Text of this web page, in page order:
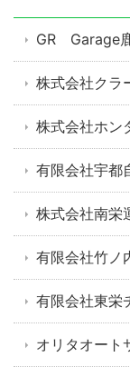
GR Garage
株式会社クラ
株式会社ホン
有限会社宇都
株式会社南栄
有限会社竹ノ
有限会社東栄
オリタオート